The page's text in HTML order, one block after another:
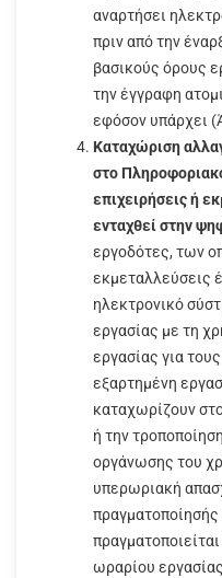
αναρτήσει
πριν από την
βασικούς όρους
την έγγραφη
εφόσον υπάρχει
Καταχώριση
στο
επιχειρήσεις ή
ενταχθεί στην
εργοδότες, των
εκμεταλλεύσεις
ηλεκτρονικό
εργασίας με τη
εργασίας για
εξαρτημένη
καταχωρίζουν
ή την
οργάνωσης του
υπερωριακή
ωραρίου